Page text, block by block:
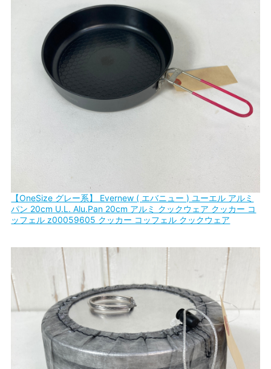
【OneSize グレー系】 Evernew ( エバニュー ) ユーエル アルミ
パン 20cm U.L. Alu.Pan 20cm アルミ クックウェア クッカー コ
ッフェル z00059605 クッカー コッフェル クックウェア